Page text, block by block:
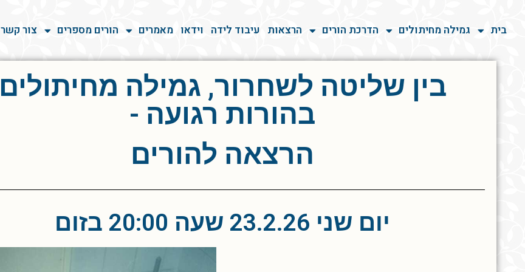
בית גמילה מחיתולים הדרכת הורים הרצאות עיבוד לידה וידאו מאמרים הורים מספרים צור קשר
בין שליטה לשחרור, גמילה מחיתולים
בהורות רגועה -
הרצאה להורים
יום שני 23.2.26 שעה 20:00 בזום